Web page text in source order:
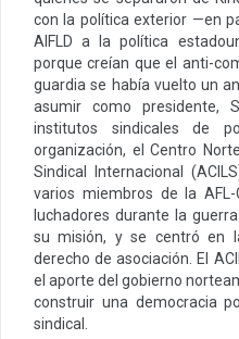
con la política exterior —en
AIFLD a la política
porque creían que el anti-
guardia se había vuelto un
asumir como presidente,
institutos sindicales de
organización, el Centro
Sindical Internacional
varios miembros de la
luchadores durante la
su misión, y se centró en
derecho de asociación. El
el aporte del gobierno
construir una democracia
sindical.